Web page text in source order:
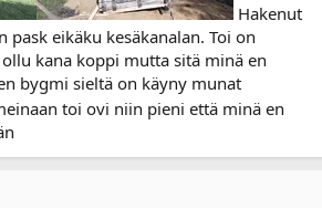
Hakenut
pask eikäku kesäkanalan. Toi on
kana koppi mutta sitä minä en
bygmi sieltä on käyny munat
toi ovi niin pieni että minä en